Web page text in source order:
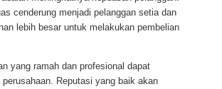
cenderung menjadi pelanggan setia dan
lebih besar untuk melakukan pembelian
yang ramah dan profesional dapat
Reputasi yang baik akan